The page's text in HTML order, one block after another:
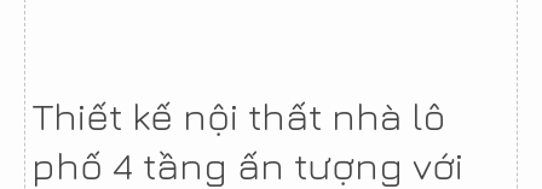
Thiết kế nội thất nhà lô
phố 4 tầng ấn tượng với